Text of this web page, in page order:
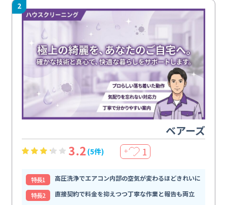
2
ベアーズ
3.2 (5件) ＋ 1
特⻑1
高圧洗浄でエアコン内部の空気が変わるほどきれいに
特⻑2
直接契約で料金を抑えつつ丁寧な作業と報告も両立